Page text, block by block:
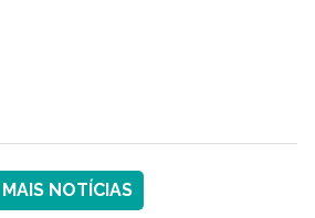
MAIS NOTÍCIAS